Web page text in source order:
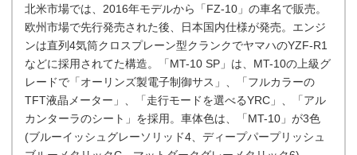
北米市場では、2016年モデルから「FZ-10」の車名で販売。
欧州市場で先行発売された後、日本国内仕様が発売。エンジ
ンは直列4気筒クロスプレーン型クランクでヤマハのYZF-R1
などに採用されてた構造。「MT-10 SP」は、MT-10の上級グ
レードで「オーリンズ製電子制御サス」、「フルカラーの
TFT液晶メーター」、「走行モードを選べるYRC」、「アル
カンターラのシート」を採用。車体色は、「MT-10」が3色
(ブルーイッシュグレーソリッド4、ディープパープリッシュ